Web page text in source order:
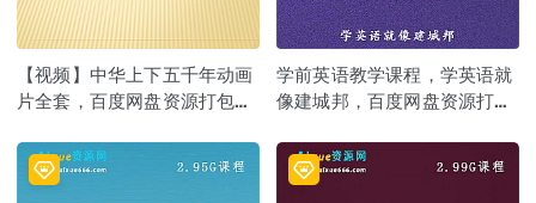
【视频】中华上下五千年动画
片全套，百度网盘资源打包下
学前英语教学课程，学英语就
像建城邦，百度网盘资源打包